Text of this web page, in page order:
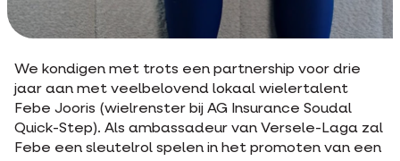
We kondigen met trots een partnership voor drie
jaar aan met veelbelovend lokaal wielertalent
Febe Jooris (wielrenster bij AG Insurance Soudal
Quick-Step). Als ambassadeur van Versele-Laga zal
Febe een sleutelrol spelen in het promoten van een